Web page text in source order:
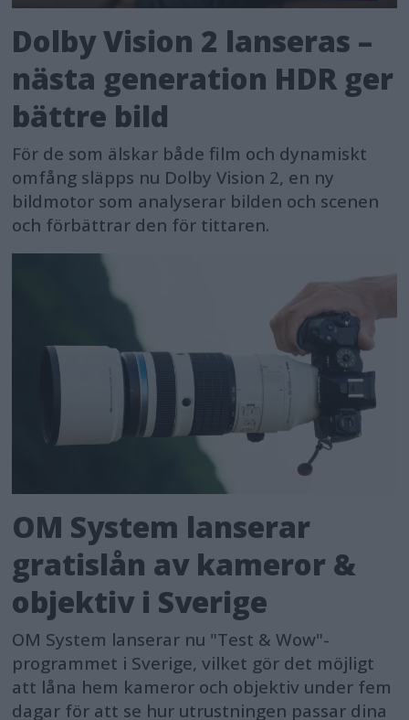
Dolby Vision 2 lanseras –
nästa generation HDR ger
bättre bild
För de som älskar både film och dynamiskt
omfång släpps nu Dolby Vision 2, en ny
bildmotor som analyserar bilden och scenen
och förbättrar den för tittaren.
OM System lanserar
gratislån av kameror &
objektiv i Sverige
OM System lanserar nu "Test & Wow"-
programmet i Sverige, vilket gör det möjligt
att låna hem kameror och objektiv under fem
dagar för att se hur utrustningen passar dina